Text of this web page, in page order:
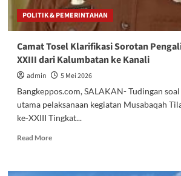
Harus
Tepat
Sasaran
Bermanfaat
POLITIK & PEMERINTAHAN
Camat Tosel Klarifikasi Sorotan
XXIII dari Kalumbatan ke Kanali
admin
5 Mei 2026
Bangkeppos.com, SALAKAN- Tudingan
utama pelaksanaan kegiatan Musabaqah
ke-XXIII Tingkat...
Read MoreRead
Camat